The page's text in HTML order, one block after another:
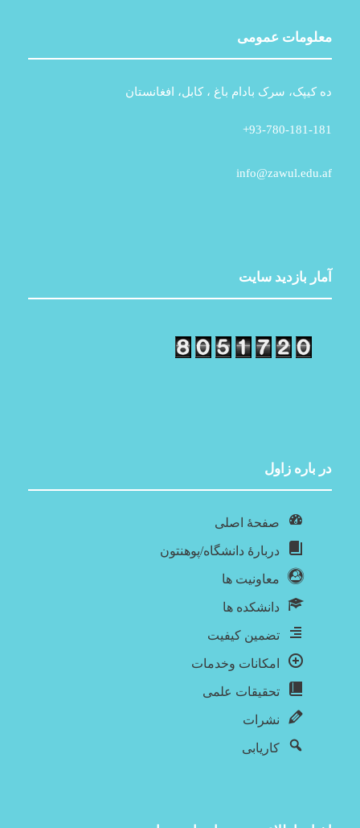
معلومات عمومی
ده کیپک، سرک بادام باغ ، کابل، افغانستان
93-780-181-181+
info@zawul.edu.af
آمار بازدید سایت
در باره‌ زاول
صفحۀ اصلی
دربارۀ‌ دانشگاه/پوهنتون
معاونیت ها
دانشکده ها
تضمین کیفیت
امکانات وخدمات
تحقیقات علمی
نشرات
کاریابی